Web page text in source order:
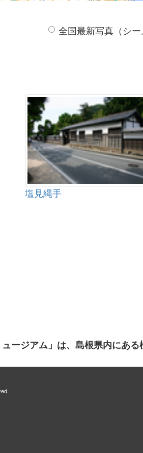
全国最新写真（シ
塩見縄手
ュージアム」は、島根県内にあ